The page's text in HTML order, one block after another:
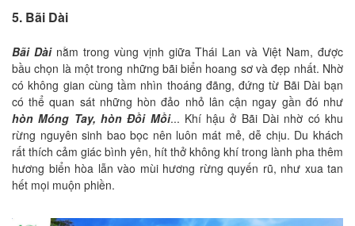
5. Bãi Dài
Bãi Dàinằm trong vùng vịnh giữa Thái Lan và Việt Nam, được
bầu chọn là một trong những bãi biển hoang sơ và đẹp nhất. Nhờ
có không gian cùng tầm nhìn thoáng đãng, đứng từ Bãi Dài bạn
có thể quan sát những hòn đảo nhỏ lân cận ngay gần đó như
hòn Móng Tay, hòn Đồi Mồi... Khí hậu ở Bãi Dài nhờ có khu
rừng nguyên sinh bao bọc nên luôn mát mẻ, dễ chịu. Du khách
rất thích cảm giác bình yên, hít thở không khí trong lành pha thêm
hương biển hòa lẫn vào mùi hương rừng quyến rũ, như xua tan
hết mọi muộn phiền.